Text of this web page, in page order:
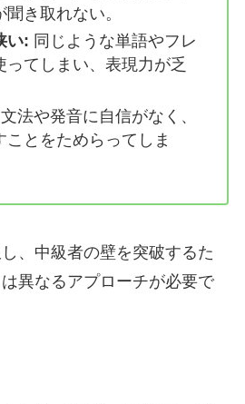
き取れない。
い: 同じような単語やフレ
ってしまい、表現力が乏
文法や発音に自信がなく、
ことをためらってしま
、中級者の壁を突破するた
異なるアプローチが必要で